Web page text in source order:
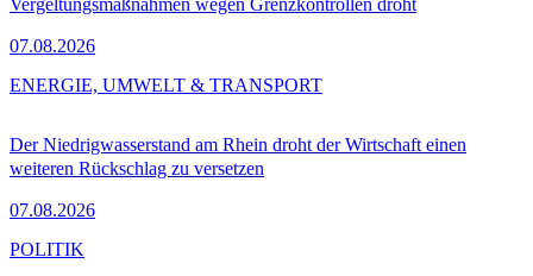
Vergeltungsmaßnahmen wegen Grenzkontrollen droht
07.08.2026
Der Niedrigwasserstand am Rhein droht der Wirtschaft einen
weiteren Rückschlag zu versetzen
07.08.2026
ENERGIE, UMWELT & TRANSPORT
POLITIK